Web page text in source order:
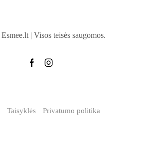
| Visos teisės saugomos.
Taisyklės Privatumo politika